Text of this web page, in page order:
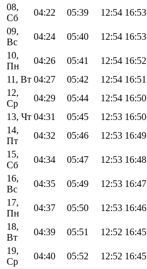
08,
Сб
04:22 05:39 12:54 16:53
09,
Вс
04:24 05:40 12:54 16:53
10,
Пн
04:26 05:41 12:54 16:52
11, Вт 04:27 05:42 12:54 16:51
12,
Ср
04:29 05:44 12:54 16:50
13, Чт 04:31 05:45 12:53 16:50
14,
Пт
04:32 05:46 12:53 16:49
15,
Сб
04:34 05:47 12:53 16:48
16,
Вс
04:35 05:49 12:53 16:47
17,
Пн
04:37 05:50 12:53 16:46
18,
Вт
04:39 05:51 12:52 16:45
19,
Ср
04:40 05:52 12:52 16:45